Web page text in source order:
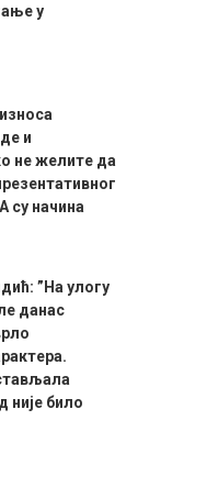
у
и
не желите да
су начина
”На улогу
данас
није било